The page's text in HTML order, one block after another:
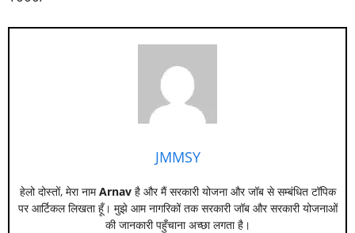
JMMSY
हेलो दोस्तों, मेरा नामArnavहै और मैं सरकारी योजना और जॉब से सम्बंधित टॉपिक
पर आर्टिकल लिखता हूँ। मुझे आम नागरिकों तक सरकारी जॉब और सरकारी योजनाओं
की जानकारी पहुँचाना अच्छा लगता है।